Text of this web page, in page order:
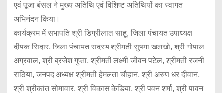
एवं पूजा बंसल ने मुख्य अतिथि एवं विशिष्ट अतिथियों का स्वागत
अभिनंदन किया।
कार्यक्रम में सभापति श्री डिग्रीलाल साहू, जिला पंचायत उपाध्यक्ष
दीपक सिदार, जिला पंचायत सदस्य श्रीमती सुषमा खलखो, श्री गोपाल
अग्रवाल, श्री ब्रजेश गुप्ता, श्रीमती लक्ष्मी जीवन पटेल, श्रीमती रजनी
राठिया, जनपद अध्यक्ष श्रीमती हेमलता चौहान, श्री अरुण धर दीवान,
श्री श्रीकांत सोमावार, श्री विकास केडिया, श्री पवन शर्मा, श्री पावन